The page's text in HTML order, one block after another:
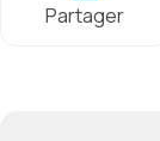
Partager